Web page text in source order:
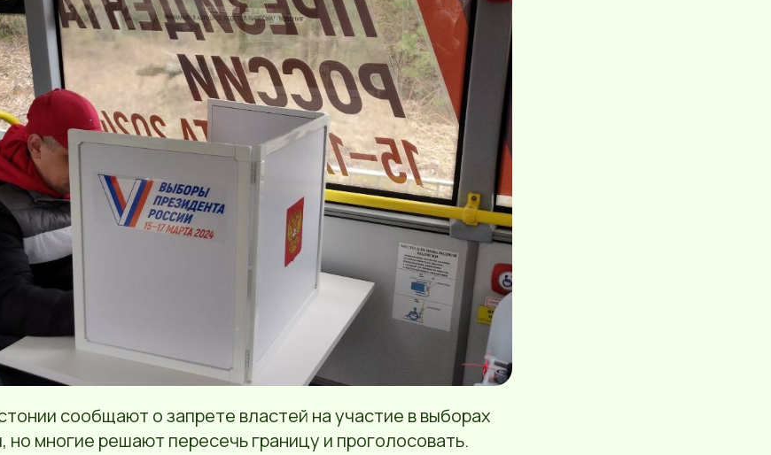
сообщают о запрете властей на участие в выборах
но многие решают пересечь границу и проголосовать.